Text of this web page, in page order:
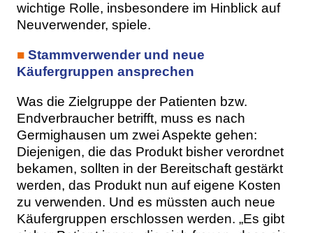
wichtige Rolle, insbesondere im Hinblick auf
Neuverwender, spiele.
■ Stammverwender und neue
Käufergruppen ansprechen
Was die Zielgruppe der Patienten bzw.
Endverbraucher betrifft, muss es nach
Germighausen um zwei Aspekte gehen:
Diejenigen, die das Produkt bisher verordnet
bekamen, sollten in der Bereitschaft gestärkt
werden, das Produkt nun auf eigene Kosten
zu verwenden. Und es müssten auch neue
Käufergruppen erschlossen werden. „Es gibt